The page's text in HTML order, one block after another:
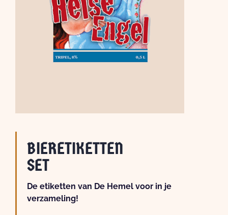
BIERETIKETTEN
SET
De etiketten van De Hemel voor in je
verzameling!